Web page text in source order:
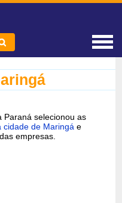
Paraná selecionou as
cidade de Maringá e
empresas.